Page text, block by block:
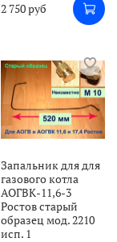
2 750 руб
Запальник для для
газового котла
АОГВК-11,6-3
Ростов старый
образец мод. 2210
исп. 1